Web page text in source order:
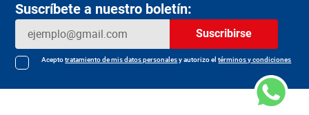
Suscríbete a nuestro boletín:
Suscribirse
Aceptotratamiento de mis datos personalesy autorizo eltérminos y condiciones